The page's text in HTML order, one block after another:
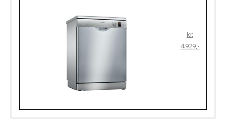
kr.
4.929